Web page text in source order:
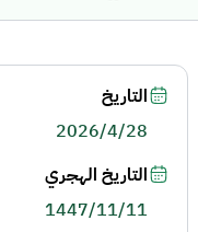
التاريخ
2026/4/28
التاريخ الهجري
1447/11/11